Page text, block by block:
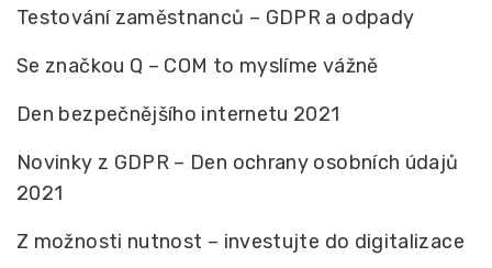
Testování zaměstnanců – GDPR a odpady
Se značkou Q – COM to myslíme vážně
Den bezpečnějšího internetu 2021
Novinky z GDPR – Den ochrany osobních údajů
2021
Z možnosti nutnost – investujte do digitalizace